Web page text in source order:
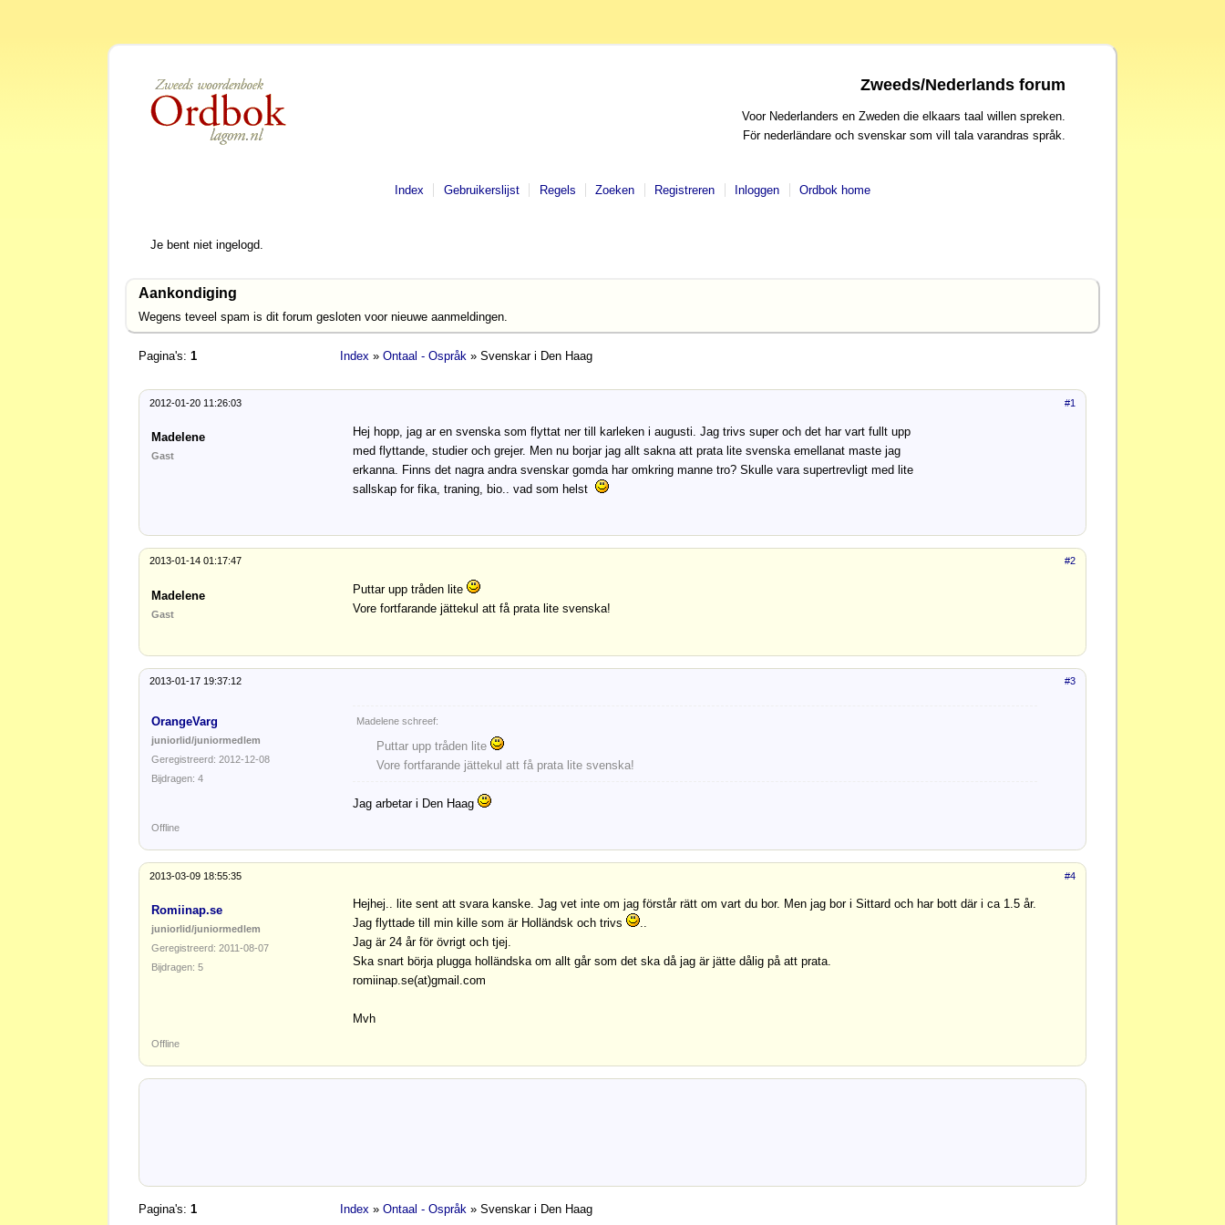
Zweeds/Nederlands forum
Voor Nederlanders en Zweden die elkaars taal willen spreken.
För nederländare och svenskar som vill tala varandras språk.
Index Gebruikerslijst Regels Zoeken Registreren Inloggen Ordbok home
Je bent niet ingelogd.
Aankondiging
Wegens teveel spam is dit forum gesloten voor nieuwe aanmeldingen.
Pagina's: 1 Index » Ontaal - Ospråk » Svenskar i Den Haag
#1
2012-01-20 11:26:03
Madelene
Gast
Hej hopp, jag ar en svenska som flyttat ner till karleken i augusti. Jag trivs super och det har vart fullt upp
med flyttande, studier och grejer. Men nu borjar jag allt sakna att prata lite svenska emellanat maste jag
erkanna. Finns det nagra andra svenskar gomda har omkring manne tro? Skulle vara supertrevligt med lite
sallskap for fika, traning, bio.. vad som helst
#2
2013-01-14 01:17:47
Madelene
Gast
Puttar upp tråden lite
Vore fortfarande jättekul att få prata lite svenska!
#3
2013-01-17 19:37:12
OrangeVarg
juniorlid/juniormedlem
Geregistreerd: 2012-12-08
Bijdragen: 4
Madelene schreef:
Puttar upp tråden lite
Vore fortfarande jättekul att få prata lite svenska!
Jag arbetar i Den Haag
Offline
#4
2013-03-09 18:55:35
Romiinap.se
juniorlid/juniormedlem
Geregistreerd: 2011-08-07
Bijdragen: 5
Hejhej.. lite sent att svara kanske. Jag vet inte om jag förstår rätt om vart du bor. Men jag bor i Sittard och har bott där i ca 1.5 år.
Jag flyttade till min kille som är Holländsk och trivs
..
Jag är 24 år för övrigt och tjej.
Ska snart börja plugga holländska om allt går som det ska då jag är jätte dålig på att prata.
romiinap.se(at)gmail.com
Mvh
Offline
Pagina's: 1 Index » Ontaal - Ospråk » Svenskar i Den Haag